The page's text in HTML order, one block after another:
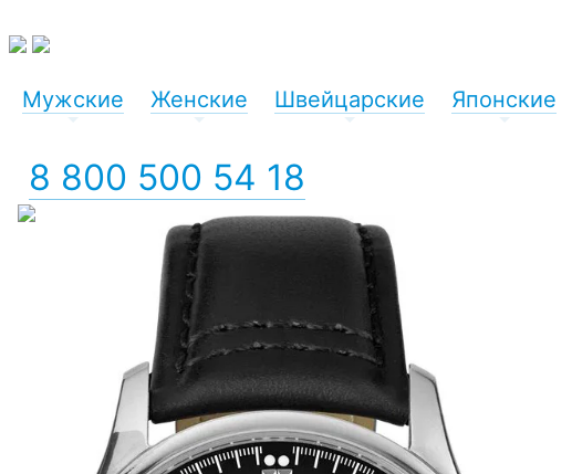
Мужские Женские Швейцарские Японские
8 800 500 54 18